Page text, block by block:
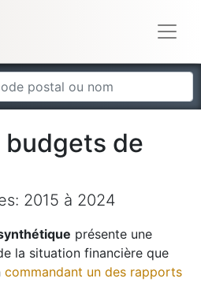
de
2015 à 2024
présente une
la situation financière que
commandant un des rapports